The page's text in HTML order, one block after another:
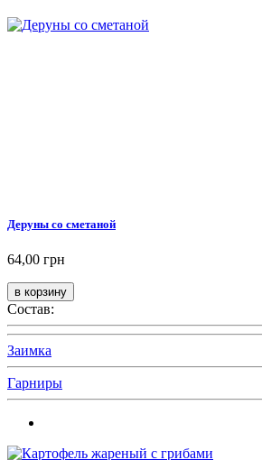
Деруны со сметаной
64,00 грн
Состав:
Заимка
Гарниры